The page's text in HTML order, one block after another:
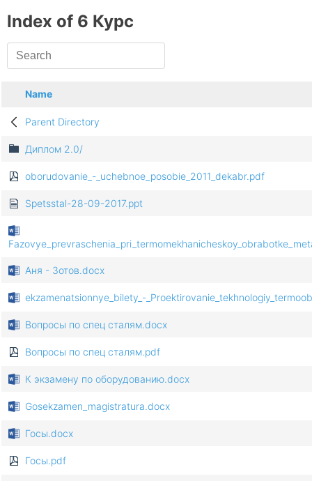
Index of 6 Курс
Name
Parent Directory
Диплом 2.0/
oborudovanie_-_uchebnoe_posobie_2011_dekabr.pdf
Spetsstal-28-09-2017.ppt
Аня - Зотов.docx
ekzamenatsionnye_bilety_-
Вопросы по спец сталям.docx
Вопросы по спец сталям.pdf
К экзамену по оборудованию.docx
Gosekzamen_magistratura.docx
Госы.docx
Госы.pdf